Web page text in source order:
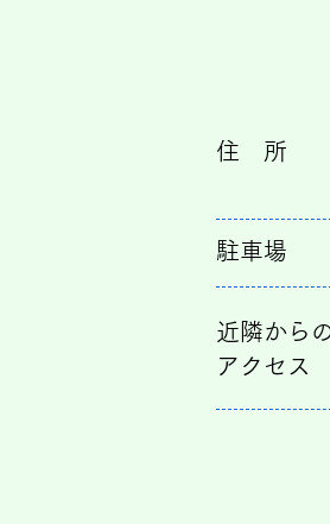
​住 所
​駐車場
近隣から
アクセス